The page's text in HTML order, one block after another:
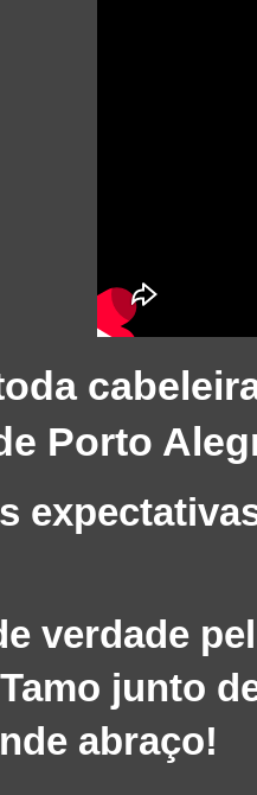
Porto
verdade
junto
abraço!